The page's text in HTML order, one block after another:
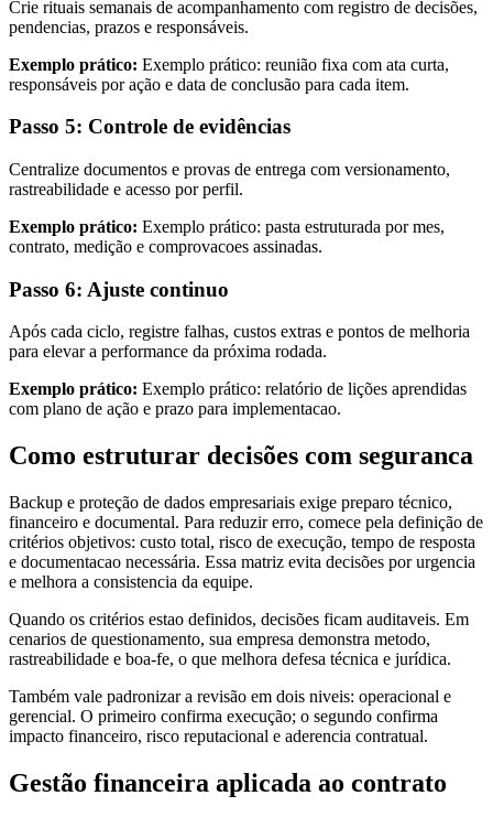
Crie rituais semanais de acompanhamento com registro de decisões,
pendencias, prazos e responsáveis.
Exemplo prático: Exemplo prático: reunião fixa com ata curta,
responsáveis por ação e data de conclusão para cada item.
Passo 5: Controle de evidências
Centralize documentos e provas de entrega com versionamento,
rastreabilidade e acesso por perfil.
Exemplo prático: Exemplo prático: pasta estruturada por mes,
contrato, medição e comprovacoes assinadas.
Passo 6: Ajuste continuo
Após cada ciclo, registre falhas, custos extras e pontos de melhoria
para elevar a performance da próxima rodada.
Exemplo prático: Exemplo prático: relatório de lições aprendidas
com plano de ação e prazo para implementacao.
Como estruturar decisões com seguranca
Backup e proteção de dados empresariais exige preparo técnico,
financeiro e documental. Para reduzir erro, comece pela definição de
critérios objetivos: custo total, risco de execução, tempo de resposta
e documentacao necessária. Essa matriz evita decisões por urgencia
e melhora a consistencia da equipe.
Quando os critérios estao definidos, decisões ficam auditaveis. Em
cenarios de questionamento, sua empresa demonstra metodo,
rastreabilidade e boa-fe, o que melhora defesa técnica e jurídica.
Também vale padronizar a revisão em dois niveis: operacional e
gerencial. O primeiro confirma execução; o segundo confirma
impacto financeiro, risco reputacional e aderencia contratual.
Gestão financeira aplicada ao contrato